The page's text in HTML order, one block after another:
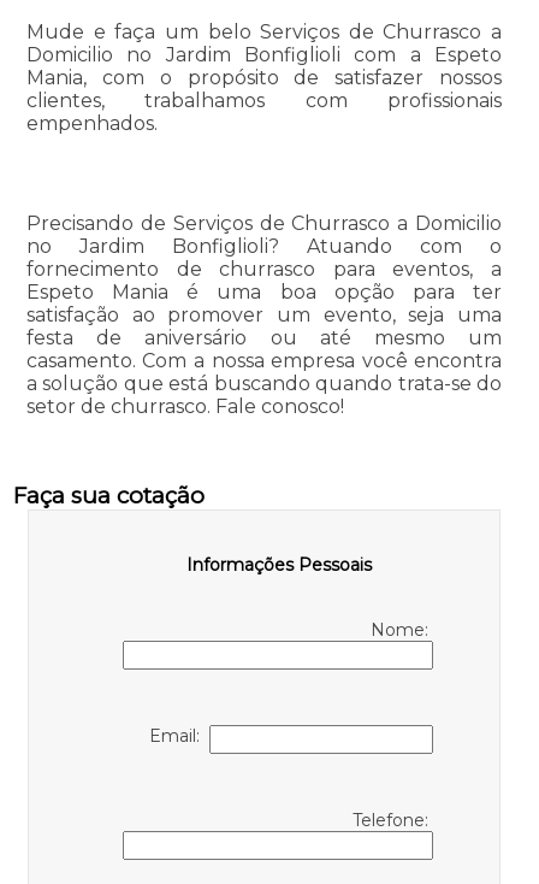
Mude e faça um belo Serviços de Churrasco a
Domicilio no Jardim Bonfiglioli com a Espeto
Mania, com o propósito de satisfazer nossos
clientes, trabalhamos com profissionais
empenhados.
Precisando de Serviços de Churrasco a Domicilio
no Jardim Bonfiglioli? Atuando com o
fornecimento de churrasco para eventos, a
Espeto Mania é uma boa opção para ter
satisfação ao promover um evento, seja uma
festa de aniversário ou até mesmo um
casamento. Com a nossa empresa você encontra
a solução que está buscando quando trata-se do
setor de churrasco. Fale conosco!
Faça sua cotação
Informações Pessoais
Nome:
Email:
Telefone: